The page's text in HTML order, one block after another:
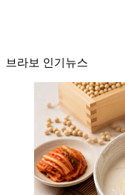
브라보 인기뉴스